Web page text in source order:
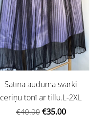
Satīna auduma svārki
ceriņu tonī ar tillu.L-2XL
€40.00 €35.00